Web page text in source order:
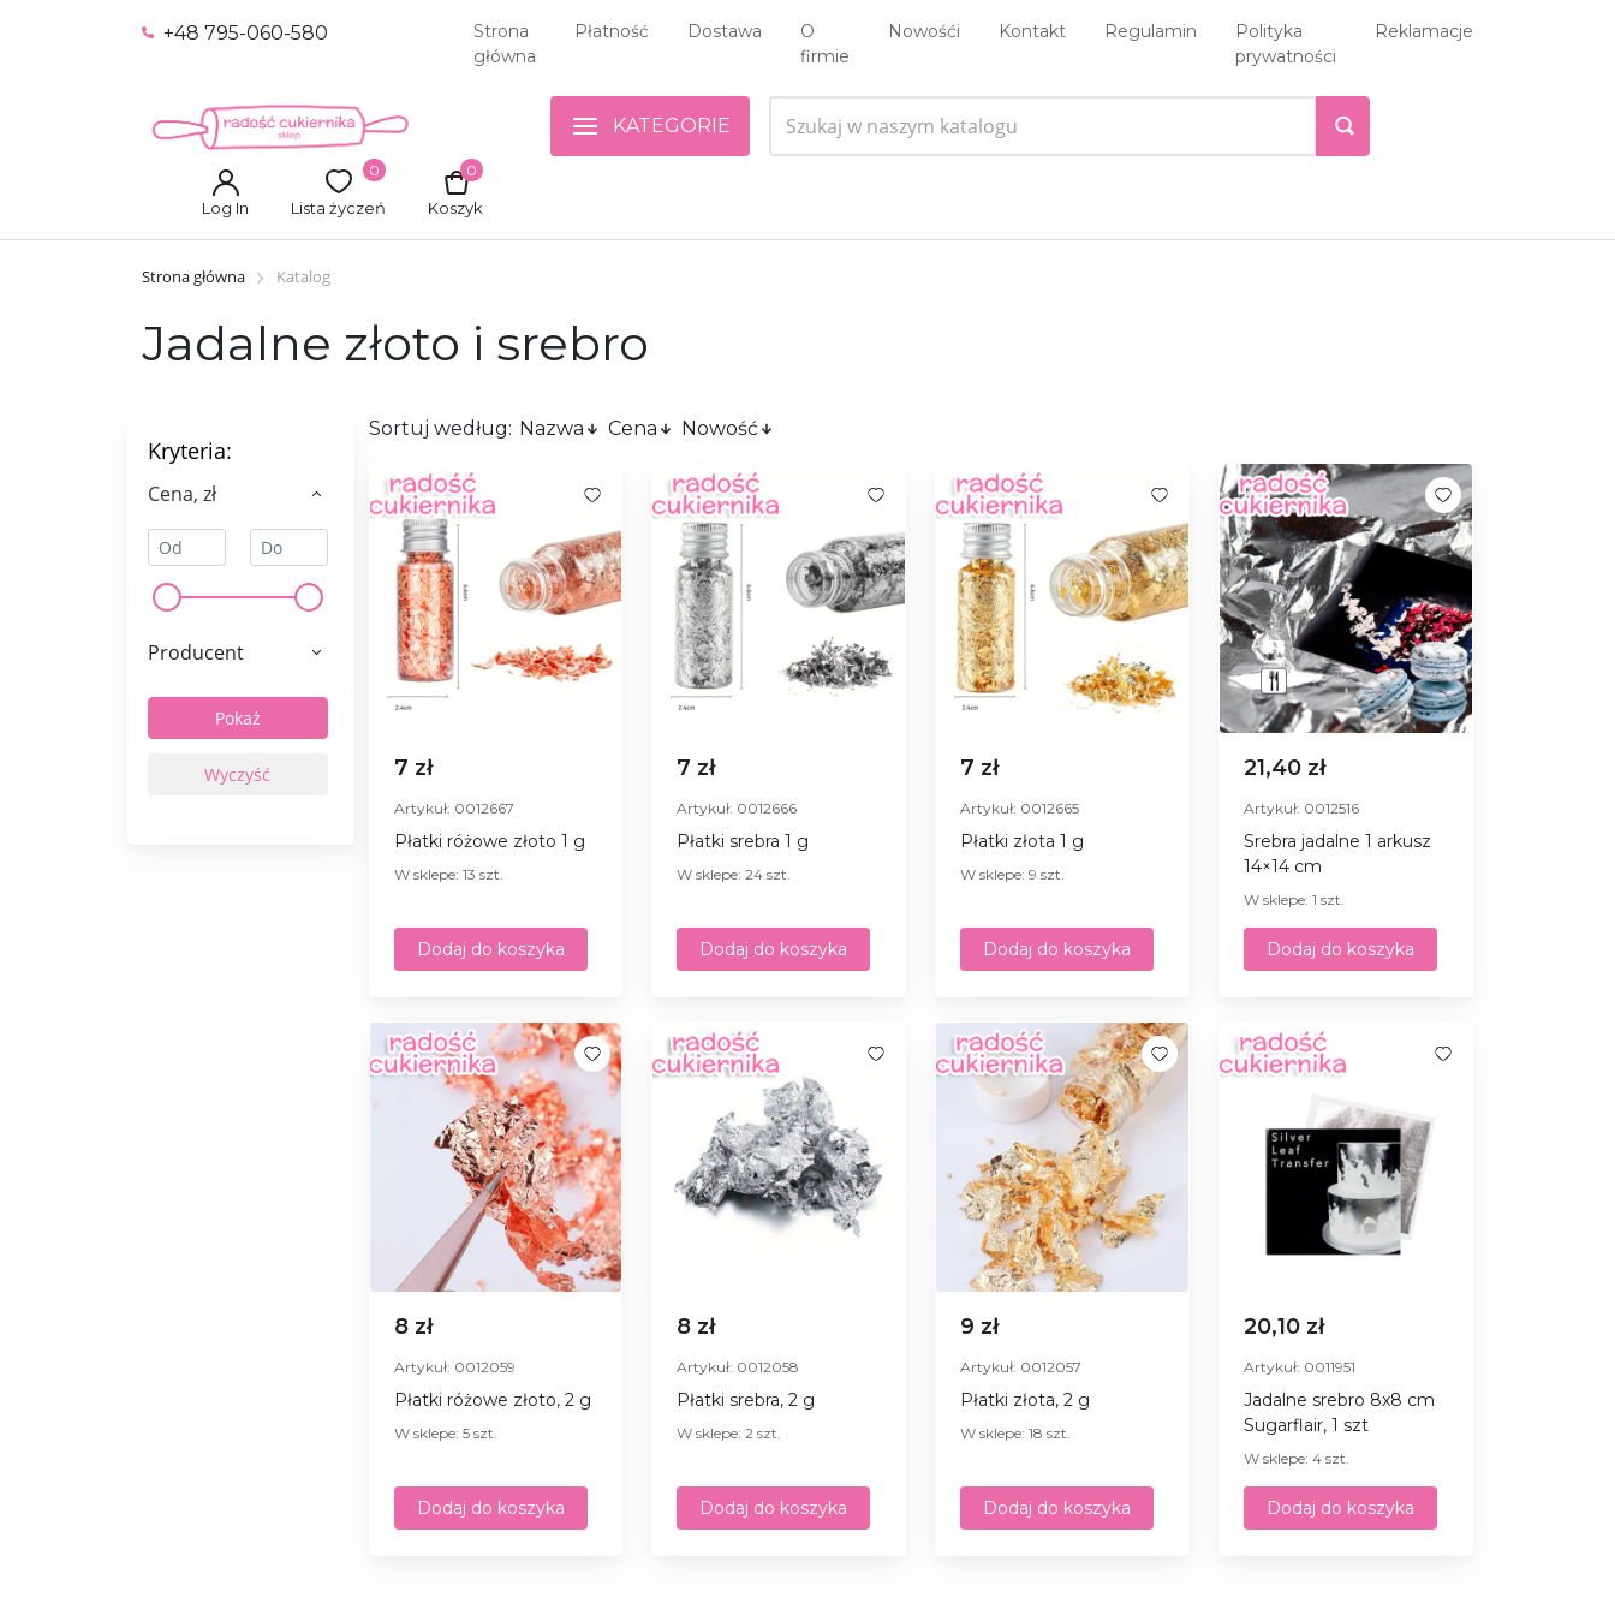
+48 795-060-580
Strona
główna
Płatność Dostawa
O
firmie
Nowośći Kontakt Regulamin
Polityka
prywatności
Reklamacje
Log In Lista życzeń
0
Koszyk
0
KATEGORIE
Strona główna Katalog
Jadalne złoto i srebro
Kryteria:
Сena, zł
Producent
Sortuj według: Nazwa Cena Nowość
7 zł
Artykuł: 0012667
Płatki różowe złoto 1 g
W sklepe: 13 szt.
Dodaj do koszyka
7 zł
Artykuł: 0012666
Płatki srebra 1 g
W sklepe: 24 szt.
Dodaj do koszyka
7 zł
Artykuł: 0012665
Płatki złota 1 g
W sklepe: 9 szt.
Dodaj do koszyka
21,40 zł
Artykuł: 0012516
Srebra jadalne 1 arkusz
14×14 cm
W sklepe: 1 szt.
Dodaj do koszyka
8 zł
Artykuł: 0012059
Płatki różowe złoto, 2 g
W sklepe: 5 szt.
Dodaj do koszyka
8 zł
Artykuł: 0012058
Płatki srebra, 2 g
W sklepe: 2 szt.
Dodaj do koszyka
9 zł
Artykuł: 0012057
Płatki złota, 2 g
W sklepe: 18 szt.
Dodaj do koszyka
20,10 zł
Artykuł: 0011951
Jadalne srebro 8x8 cm
Sugarflair, 1 szt
W sklepe: 4 szt.
Dodaj do koszyka